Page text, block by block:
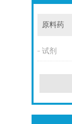
原料药
试剂